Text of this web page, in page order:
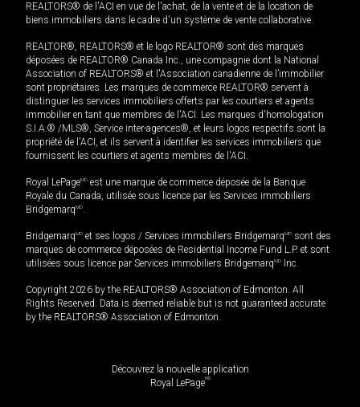
REALTORS® de l'ACI en vue de l'achat, de la vente et de la location de
biens immobiliers dans le cadre d'un système de vente collaborative.
REALTOR®, REALTORS® et le logo REALTOR® sont des marques
déposées de REALTOR® Canada Inc., une compagnie dont la National
Association of REALTORS® et l'Association canadienne de l’immobilier
sont propriétaires. Les marques de commerce REALTOR® servent à
distinguer les services immobiliers offerts par les courtiers et agents
immobilier en tant que membres de l'ACI. Les marques d'homologation
S.I.A.® /MLS®, Service inter-agences®, et leurs logos respectifs sont la
propriété de l'ACI, et ils servent à identifier les services immobiliers que
fournissent les courtiers et agents membres de l'ACI.
Royal LePageMD est une marque de commerce déposée de la Banque
Royale du Canada, utilisée sous licence par les Services immobiliers
BridgemarqMD.
BridgemarqMD et ses logos / Services immobiliers BridgemarqMD sont des
marques de commerce déposées de Residential Income Fund L.P. et sont
utilisées sous licence par Services immobiliers BridgemarqMD Inc.
Copyright 2026 by the REALTORS® Association of Edmonton. All
Rights Reserved. Data is deemed reliable but is not guaranteed accurate
by the REALTORS® Association of Edmonton.
Découvrez la nouvelle application
Royal LePageMD